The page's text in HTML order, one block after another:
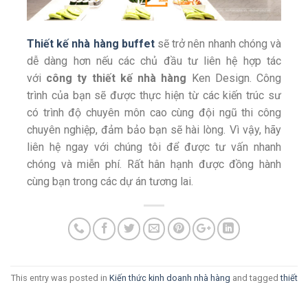
Thiết kế nhà hàng buffet sẽ trở nên nhanh chóng và
dễ dàng hơn nếu các chủ đầu tư liên hệ hợp tác
với công ty thiết kế nhà hàng Ken Design. Công
trình của bạn sẽ được thực hiện từ các kiến trúc sư
có trình độ chuyên môn cao cùng đội ngũ thi công
chuyên nghiệp, đảm bảo bạn sẽ hài lòng. Vì vậy, hãy
liên hệ ngay với chúng tôi để được tư vấn nhanh
chóng và miễn phí. Rất hân hạnh được đồng hành
cùng bạn trong các dự án tương lai.
This entry was posted in Kiến thức kinh doanh nhà hàng and taggedthiết